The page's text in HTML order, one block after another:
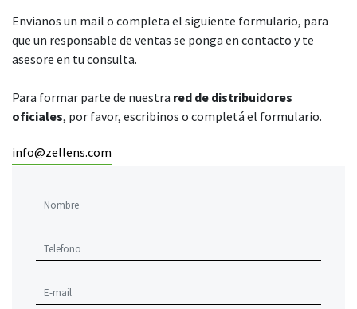
Envianos un mail o completa el siguiente formulario, para
que un responsable de ventas se ponga en contacto y te
asesore en tu consulta.
Para formar parte de nuestra red de distribuidores
oficiales, por favor, escribinos o completá el formulario.
info@zellens.com